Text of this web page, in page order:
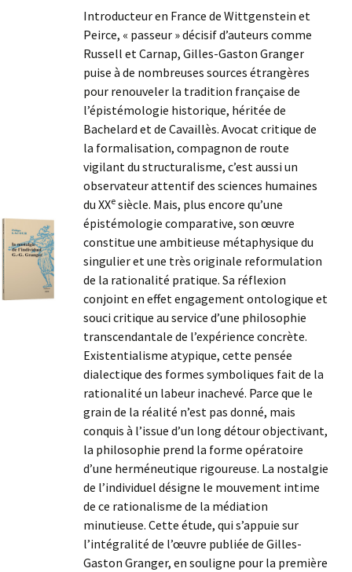
Introducteur en France de Wittgenstein et
Peirce, « passeur » décisif d’auteurs comme
Russell et Carnap, Gilles-Gaston Granger
puise à de nombreuses sources étrangères
pour renouveler la tradition française de
l’épistémologie historique, héritée de
Bachelard et de Cavaillès. Avocat critique de
la formalisation, compagnon de route
vigilant du structuralisme, c’est aussi un
observateur attentif des sciences humaines
du XXesiècle. Mais, plus encore qu’une
épistémologie comparative, son œuvre
constitue une ambitieuse métaphysique du
singulier et une très originale reformulation
de la rationalité pratique. Sa réflexion
conjoint en effet engagement ontologique et
souci critique au service d’une philosophie
transcendantale de l’expérience concrète.
Existentialisme atypique, cette pensée
dialectique des formes symboliques fait de la
rationalité un labeur inachevé. Parce que le
grain de la réalité n’est pas donné, mais
conquis à l’issue d’un long détour objectivant,
la philosophie prend la forme opératoire
d’une herméneutique rigoureuse. La nostalgie
de l’individuel désigne le mouvement intime
de ce rationalisme de la médiation
minutieuse. Cette étude, qui s’appuie sur
l’intégralité de l’œuvre publiée de Gilles-
Gaston Granger, en souligne pour la première